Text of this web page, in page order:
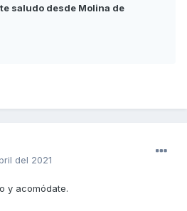
saludo desde Molina de
del 2021
y acomódate.